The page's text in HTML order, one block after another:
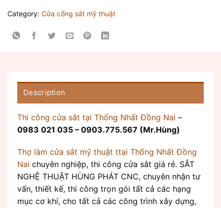
Category: Cửa cổng sắt mỹ thuật
Description
Thi công cửa sắt tại Thống Nhất Đồng Nai –
0983 021 035 – 0903.775.567 (Mr.Hùng)
Thợ làm cửa sắt mỹ thuật ttại Thống Nhất Đồng
Nai chuyên nghiệp, thi công cửa sắt giá rẻ. SẮT
NGHỆ THUẬT HÙNG PHÁT CNC, chuyên nhận tư
vấn, thiết kế, thi công trọn gói tất cả các hạng
mục cơ khí, cho tất cả các công trình xây dựng,